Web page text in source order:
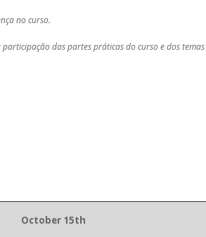
no curso.
das partes práticas do curso e dos
October 15th